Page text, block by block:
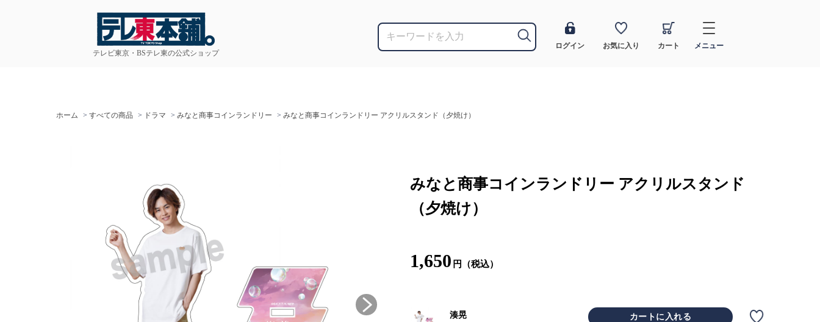
テレビ東京・BSテレ東の公式ショップ
ログイン お気に入り カート メニュー
ホーム > すべての商品 > ドラマ > みなと商事コインランドリー > みなと商事コインランドリー アクリルスタンド（夕焼け）
みなと商事コインランドリー アクリルスタンド
（夕焼け）
1,650 円（税込）
湊晃
カートに入れる